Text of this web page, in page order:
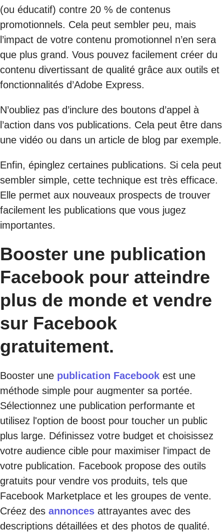
(ou éducatif) contre 20 % de contenus
promotionnels. Cela peut sembler peu, mais
l’impact de votre contenu promotionnel n’en sera
que plus grand. Vous pouvez facilement créer du
contenu divertissant de qualité grâce aux outils et
fonctionnalités d’Adobe Express.
N’oubliez pas d’inclure des boutons d’appel à
l’action dans vos publications. Cela peut être dans
une vidéo ou dans un article de blog par exemple.
Enfin, épinglez certaines publications. Si cela peut
sembler simple, cette technique est très efficace.
Elle permet aux nouveaux prospects de trouver
facilement les publications que vous jugez
importantes.
Booster une publication
Facebook pour atteindre
plus de monde et vendre
sur Facebook
gratuitement.
Booster une publication Facebook est une
méthode simple pour augmenter sa portée.
Sélectionnez une publication performante et
utilisez l'option de boost pour toucher un public
plus large. Définissez votre budget et choisissez
votre audience cible pour maximiser l'impact de
votre publication. Facebook propose des outils
gratuits pour vendre vos produits, tels que
Facebook Marketplace et les groupes de vente.
Créez des annonces attrayantes avec des
descriptions détaillées et des photos de qualité.